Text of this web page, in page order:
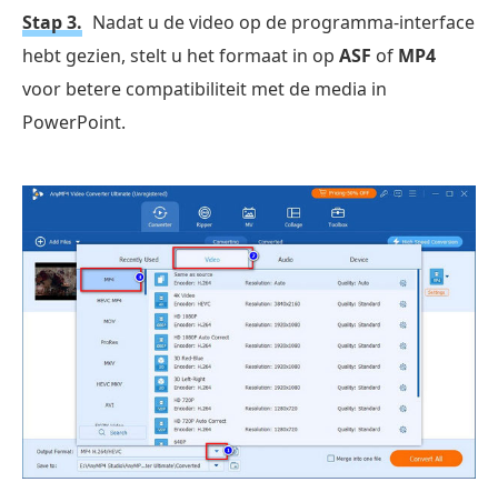
Stap 3. Nadat u de video op de programma-interface
hebt gezien, stelt u het formaat in op ASF of MP4
voor betere compatibiliteit met de media in
PowerPoint.